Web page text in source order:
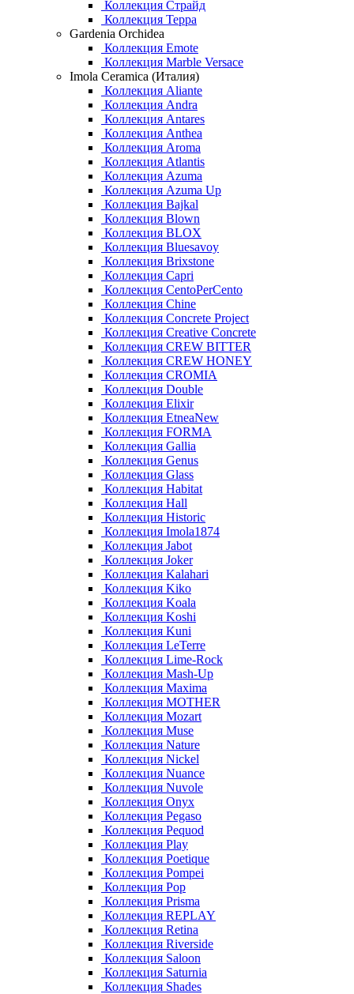
Коллекция Страйд
Коллекция Терра
Gardenia Orchidea
Коллекция Emote
Коллекция Marble Versace
Imola Ceramica (Италия)
Коллекция Aliante
Коллекция Andra
Коллекция Antares
Коллекция Anthea
Коллекция Aroma
Коллекция Atlantis
Коллекция Azuma
Коллекция Azuma Up
Коллекция Bajkal
Коллекция Blown
Коллекция BLOX
Коллекция Bluesavoy
Коллекция Brixstone
Коллекция Capri
Коллекция CentoPerCento
Коллекция Chine
Коллекция Concrete Project
Коллекция Creative Concrete
Коллекция CREW BITTER
Коллекция CREW HONEY
Коллекция CROMIA
Коллекция Double
Коллекция Elixir
Коллекция EtneaNew
Коллекция FORMA
Коллекция Gallia
Коллекция Genus
Коллекция Glass
Коллекция Habitat
Коллекция Hall
Коллекция Historic
Коллекция Imola1874
Коллекция Jabot
Коллекция Joker
Коллекция Kalahari
Коллекция Kiko
Коллекция Koala
Коллекция Koshi
Коллекция Kuni
Коллекция LeTerre
Коллекция Lime-Rock
Коллекция Mash-Up
Коллекция Maxima
Коллекция MOTHER
Коллекция Mozart
Коллекция Muse
Коллекция Nature
Коллекция Nickel
Коллекция Nuance
Коллекция Nuvole
Коллекция Onyx
Коллекция Pegaso
Коллекция Pequod
Коллекция Play
Коллекция Poetique
Коллекция Pompei
Коллекция Pop
Коллекция Prisma
Коллекция REPLAY
Коллекция Retina
Коллекция Riverside
Коллекция Saloon
Коллекция Saturnia
Коллекция Shades